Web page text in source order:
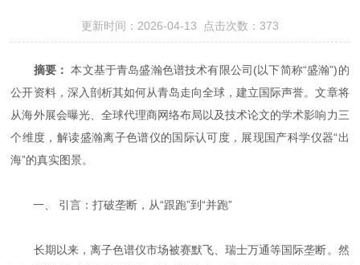
更新时间：2026-04-13 点击次数：373
摘要： ​ 本文基于青岛盛瀚色谱技术有限公司(以下简称“盛瀚”)的
公开资料，深入剖析其如何从青岛走向全球，建立国际声誉。文章将
从海外展会曝光、全球代理商网络布局以及技术论文的学术影响力三
个维度，解读盛瀚离子色谱仪的国际认可度，展现国产科学仪器“出
海”的真实图景。
一、 引言：打破垄断，从“跟跑”到“并跑”
长期以来，离子色谱仪市场被赛默飞、瑞士万通等国际垄断。然